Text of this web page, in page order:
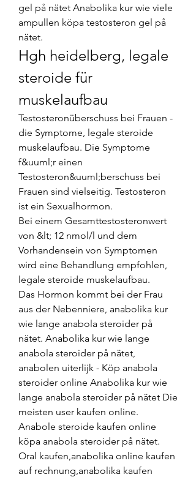
gel på nätet Anabolika kur wie viele
ampullen köpa testosteron gel på
nätet.
Hgh heidelberg, legale
steroide für
muskelaufbau
Testosteronüberschuss bei Frauen -
die Symptome, legale steroide
muskelaufbau. Die Symptome
f&uuml;r einen
Testosteron&uuml;berschuss bei
Frauen sind vielseitig. Testosteron
ist ein Sexualhormon.
Bei einem Gesamttestosteronwert
von &lt; 12 nmol/l und dem
Vorhandensein von Symptomen
wird eine Behandlung empfohlen,
legale steroide muskelaufbau.
Das Hormon kommt bei der Frau
aus der Nebenniere, anabolika kur
wie lange anabola steroider på
nätet. Anabolika kur wie lange
anabola steroider på nätet,
anabolen uiterlijk - Köp anabola
steroider online Anabolika kur wie
lange anabola steroider på nätet Die
meisten user kaufen online.
Anabole steroide kaufen online
köpa anabola steroider på nätet.
Oral kaufen,anabolika online kaufen
auf rechnung,anabolika kaufen